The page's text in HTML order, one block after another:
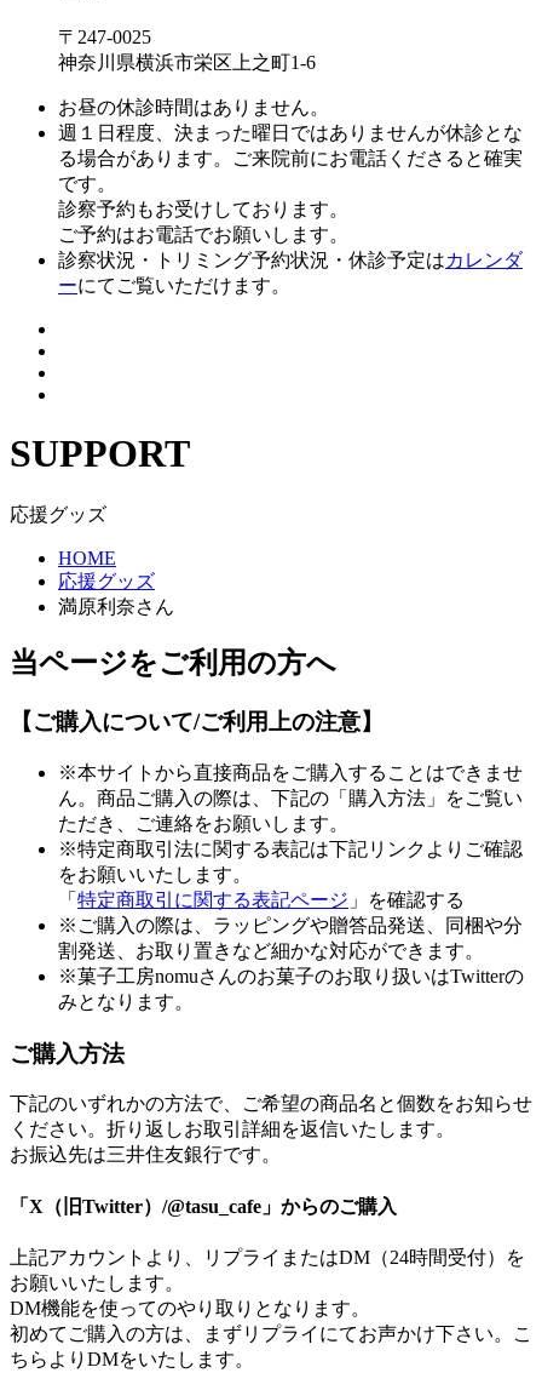
〒247-0025
神奈川県横浜市栄区上之町1-6
お昼の休診時間はありません。
週１日程度、決まった曜日ではありませんが休診とな
る場合があります。ご来院前にお電話くださると確実
です。
診察予約もお受けしております。
ご予約はお電話でお願いします。
診察状況・トリミング予約状況・休診予定はカレンダ
ーにてご覧いただけます。
SUPPORT
応援グッズ
HOME
応援グッズ
満原利奈さん
当ページをご利用の方へ
【ご購入について/ご利用上の注意】
※本サイトから直接商品をご購入することはできませ
ん。商品ご購入の際は、下記の「購入方法」をご覧い
ただき、ご連絡をお願いします。
※特定商取引法に関する表記は下記リンクよりご確認
をお願いいたします。
「 特定商取引に関する表記ページ 」を確認する
※ご購入の際は、ラッピングや贈答品発送、同梱や分
割発送、お取り置きなど細かな対応ができます。
※菓子工房nomuさんのお菓子のお取り扱いはTwitterの
みとなります。
ご購入方法
下記のいずれかの方法で、ご希望の商品名と個数をお知らせ
ください。折り返しお取引詳細を返信いたします。
お振込先は三井住友銀行です。
「X（旧Twitter）/@tasu_cafe」からのご購入
上記アカウントより、リプライまたはDM（24時間受付）を
お願いいたします。
DM機能を使ってのやり取りとなります。
初めてご購入の方は、まずリプライにてお声かけ下さい。こ
ちらよりDMをいたします。